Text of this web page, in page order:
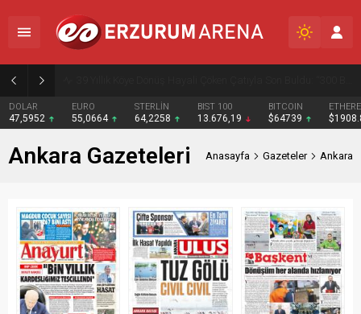
DOLAR
47,5952
EURO
55,0664
STERLİN
64,2258
BIST 100
13.676,19
BITCOIN
$64739
Ankara Gazeteleri Anasayfa Gazeteler Ankara